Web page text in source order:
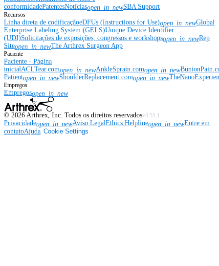
conformidadePatentesNotíciasopen_in_newSBA Support
Recursos
Linha direta de codificaçãoeDFUs (Instructions for Use)open_in_newGlobal
Enterprise Labeling System (GELS)Unique Device Identifier
(UDI)Solicitações de exposições, congressos e workshopsopen_in_newRep
Siteopen_in_newThe Arthrex Surgeon App
Paciente
Paciente - Página
inicial ACLTear.comopen_in_newAnkleSprain.comopen_in_new
Patientopen_in_newShoulderReplacement.comopen_in_new
Empregos
Empregosopen_in_new
© 2026 Arthrex, Inc. Todos os direitos reservadosv3.55.1
Privacidadeopen_in_newAviso LegalEthics Helplineopen_in_newEntre em
contatoAjuda Cookie Settings